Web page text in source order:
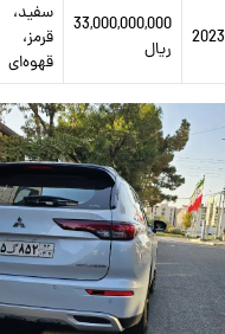
2023
33,000,000,000
ریال
سفید،
قرمز،
قهوه‌ای